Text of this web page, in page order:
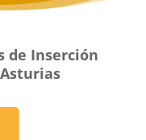
de Inserción